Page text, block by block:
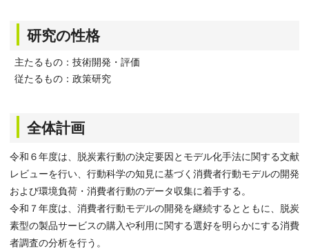
研究の性格
主たるもの：技術開発・評価
従たるもの：政策研究
全体計画
令和６年度は、脱炭素行動の決定要因とモデル化手法に関する文献
レビューを行い、行動科学の知見に基づく消費者行動モデルの開発
および環境負荷・消費者行動のデータ収集に着手する。
令和７年度は、消費者行動モデルの開発を継続するとともに、脱炭
素型の製品サービスの購入や利用に関する選好を明らかにする消費
者調査の分析を行う。